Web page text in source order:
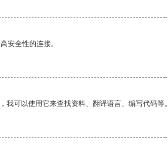
安全性的连接。
可以使用它来查找资料、翻译语言、编写代码等。